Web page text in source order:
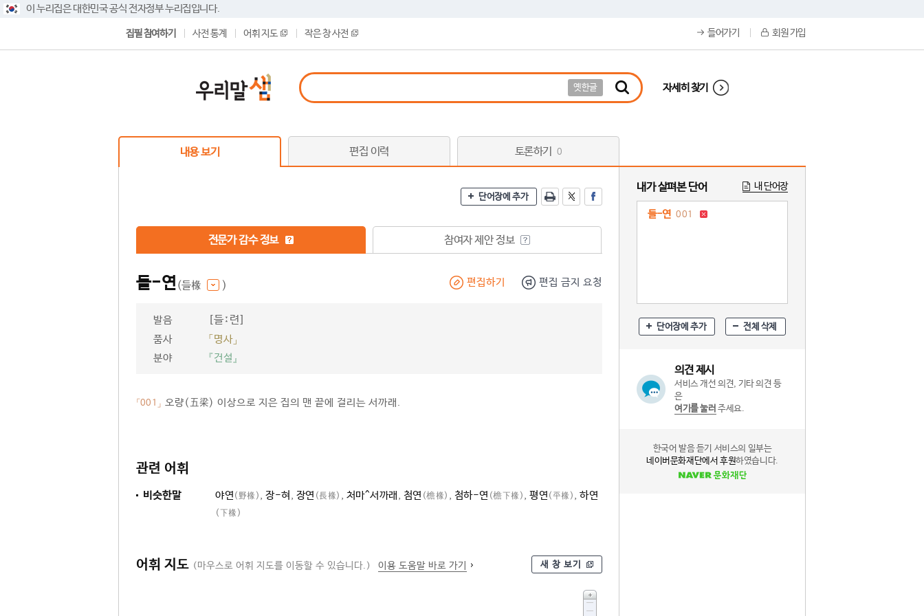
이 누리집은 대한민국 공식 전자정부 누리집입니다.
집필 참여하기 사전 통계 어휘 지도 작은 창 사전 들어가기 회원 가입
옛한글 자세히 찾기
내용 보기 편집 이력 토론하기 0
단어장에 추가
전문가 감수 정보 참여자 제안 정보
들-연(들椽 ) 편집하기 편집 금지 요청
발음 [들ː련]
품사
「명사」
분야
『건설』
「001」 오량(五梁) 이상으로 지은 집의 맨 끝에 걸리는 서까래.
관련 어휘
비슷한말 야연 (野椽) , 장-혀 , 장연 (長椽) , 처마^서까래 , 첨연 (檐椽) , 첨하-연 (檐下椽) , 평연 (平椽) , 하연
(下椽)
어휘 지도 (마우스로 어휘 지도를 이동할 수 있습니다.) 이용 도움말 바로 가기 새 창 보기
내가 살펴본 단어 내 단어장
들-연 001
단어장에 추가 전체 삭제
의견 제시
서비스 개선 의견, 기타 의견 등
은
여기를 눌러 주세요.
한국어 발음 듣기 서비스의 일부는
네이버문화재단에서 후원하였습니다.